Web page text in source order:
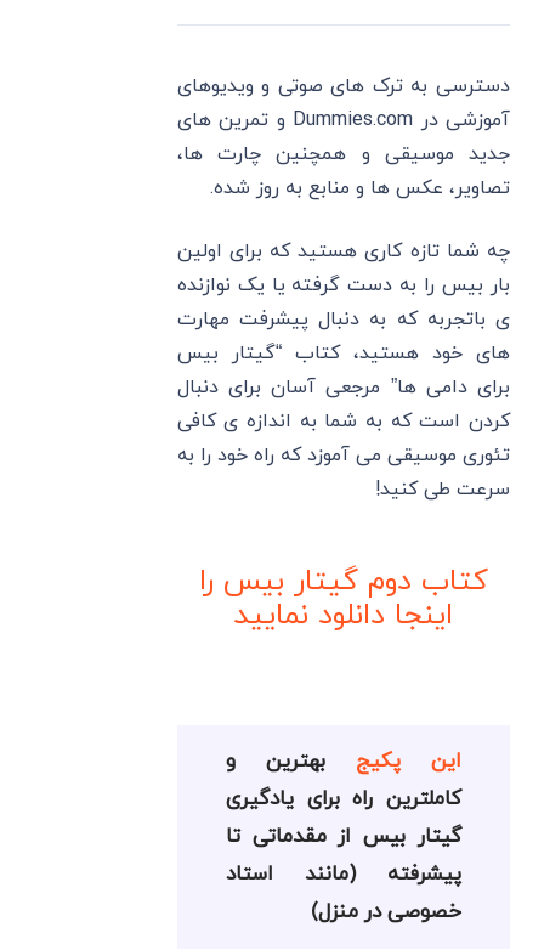
دسترسی به ترک های صوتی و ویدیوهای
آموزشی در Dummies.com و تمرین های
جدید موسیقی و همچنین چارت ها،
تصاویر، عکس ها و منابع به روز شده.
چه شما تازه کاری هستید که برای اولین
بار بیس را به دست گرفته یا یک نوازنده
ی باتجربه که به دنبال پیشرفت مهارت
های خود هستید، کتاب “گیتار بیس
برای دامی ها” مرجعی آسان برای دنبال
کردن است که به شما به اندازه ی کافی
تئوری موسیقی می آموزد که راه خود را به
سرعت طی کنید!
کتاب دوم گیتار بیس را
اینجا دانلود نمایید
این پکیج بهترین و
کاملترین راه برای یادگیری
گیتار بیس از مقدماتی تا
پیشرفته (مانند استاد
خصوصی در منزل)